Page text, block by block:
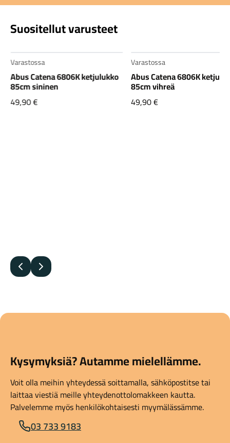
Suositellut varusteet
Varastossa
Abus Catena 6806K ketjulukko
85cm sininen
49,90€
Varastossa
Abus Catena 6806K
85cm vihreä
49,90€
Edellinen
Seuraava
Kysymyksiä? Autamme mielellämme.
Voit olla meihin yhteydessä soittamalla, sähköpostitse tai
laittaa viestiä meille yhteydenottolomakkeen kautta.
Palvelemme myös henkilökohtaisesti myymälässämme.
03 733 9183